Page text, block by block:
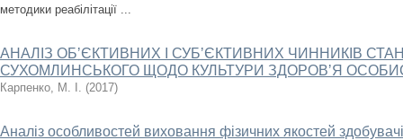
методики реабілітації ...
АНАЛІЗ ОБʼЄКТИВНИХ І СУБʼЄКТИВНИХ ЧИННИКІВ
СУХОМЛИНСЬКОГО ЩОДО КУЛЬТУРИ ЗДОРОВʼЯ
Карпенко, М. І. (2017)
Аналіз особливостей виховання фізичних якостей